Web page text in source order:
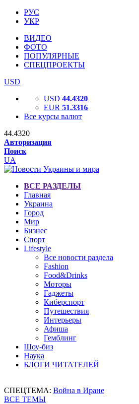
РУС
УКР
ВИДЕО
ФОТО
ПОПУЛЯРНЫЕ
СПЕЦПРОЕКТЫ
USD
USD 44.4320
EUR 51.3316
Все курсы валют
44.4320
Авторизация
Поиск
UA
ВСЕ РАЗДЕЛЫ
Главная
Украина
Город
Мир
Бизнес
Спорт
Lifestyle
Все новости раздела
Fashion
Food&Drinks
Моторы
Гаджеты
Киберспорт
Путешествия
Интерьеры
Афиша
Гемблинг
Шоу-биз
Наука
БЛОГИ ЧИТАТЕЛЕЙ
СПЕЦТЕМА: Война в Иране
ВСЕ ТЕМЫ